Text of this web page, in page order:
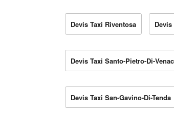
Devis Taxi Riventosa
Devis Taxi Santo-Pietro-Di-
Devis Taxi San-Gavino-Di-Tenda